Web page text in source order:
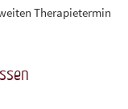
Therapietermin